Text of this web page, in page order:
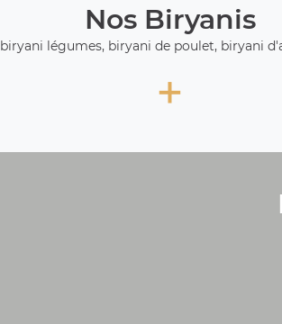
Nos Biryanis
biryani légumes, biryani de poulet, biryani
+